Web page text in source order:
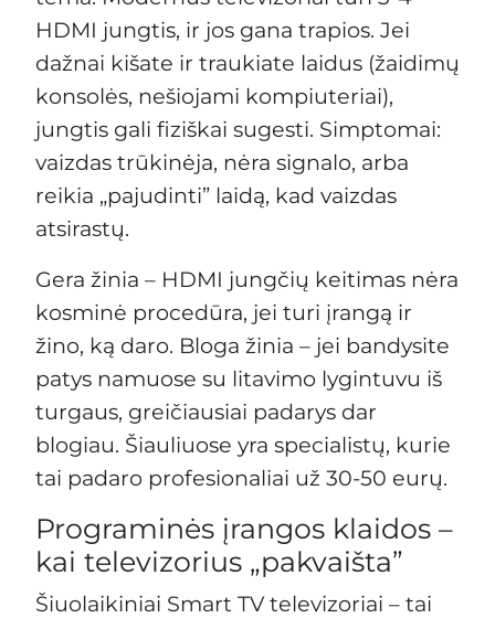
HDMI jungtis, ir jos gana trapios. Jei
dažnai kišate ir traukiate laidus (žaidimų
konsolės, nešiojami kompiuteriai),
jungtis gali fiziškai sugesti. Simptomai:
vaizdas trūkinėja, nėra signalo, arba
reikia „pajudinti” laidą, kad vaizdas
atsirastų.
Gera žinia – HDMI jungčių keitimas nėra
kosminė procedūra, jei turi įrangą ir
žino, ką daro. Bloga žinia – jei bandysite
patys namuose su litavimo lygintuvu iš
turgaus, greičiausiai padarys dar
blogiau. Šiauliuose yra specialistų, kurie
tai padaro profesionaliai už 30-50 eurų.
Programinės įrangos klaidos –
kai televizorius „pakvaišta”
Šiuolaikiniai Smart TV televizoriai – tai